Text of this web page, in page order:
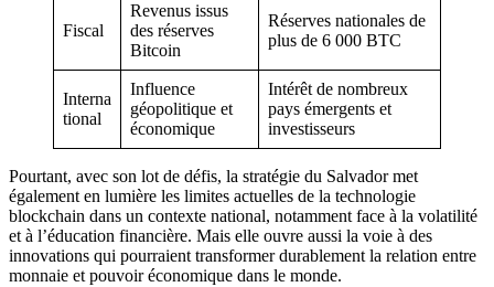
Fiscal
Revenus issus
des réserves
Bitcoin
Réserves nationales de
plus de 6 000 BTC
Interna
tional
Influence
géopolitique et
économique
Intérêt de nombreux
pays émergents et
investisseurs
Pourtant, avec son lot de défis, la stratégie du Salvador met
également en lumière les limites actuelles de la technologie
blockchain dans un contexte national, notamment face à la volatilité
et à l’éducation financière. Mais elle ouvre aussi la voie à des
innovations qui pourraient transformer durablement la relation entre
monnaie et pouvoir économique dans le monde.